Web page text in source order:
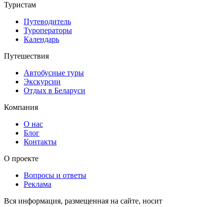
Туристам
Путеводитель
Туроператоры
Календарь
Путешествия
Автобусные туры
Экскурсии
Отдых в Беларуси
Компания
О нас
Блог
Контакты
О проекте
Вопросы и ответы
Реклама
Вся информация, размещенная на сайте, носит